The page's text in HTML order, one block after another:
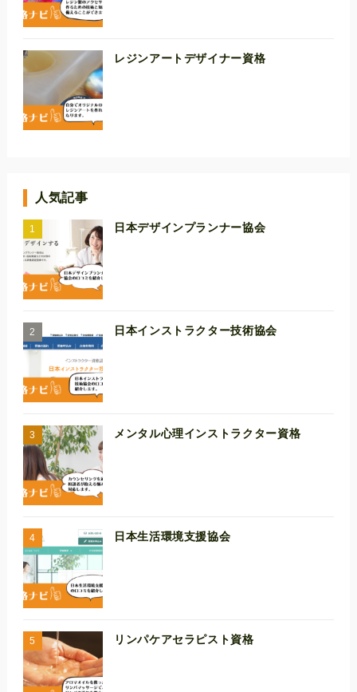
レジンアートデザイナー資格
人気記事
日本デザインプランナー協会
日本インストラクター技術協会
メンタル心理インストラクター資格
日本生活環境支援協会
リンパケアセラピスト資格